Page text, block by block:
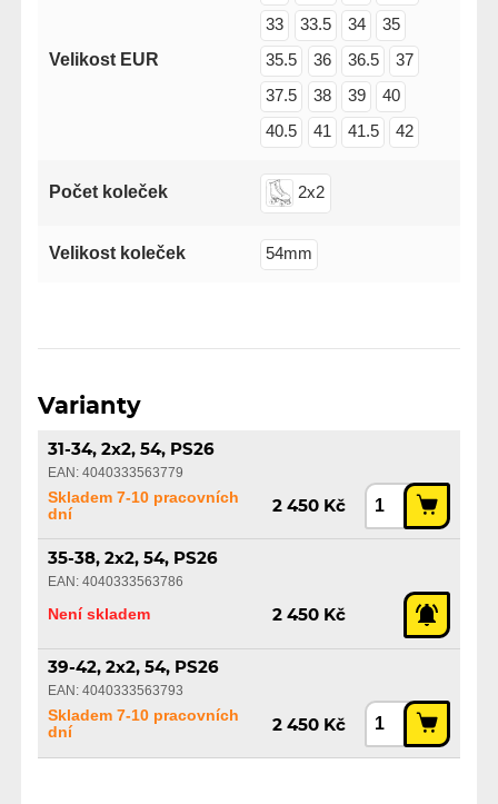
Velikost EUR
33
33.5 34
35
35.5
36 36.5
37
37.5
38 39
40
40.5
41 41.5 42
Počet koleček 2x2
Velikost koleček 54mm
Varianty
31-34, 2x2, 54, PS26
EAN: 4040333563779
Skladem 7-10 pracovních
dní
2 450 Kč
35-38, 2x2, 54, PS26
EAN: 4040333563786
Není skladem 2 450 Kč
39-42, 2x2, 54, PS26
EAN: 4040333563793
Skladem 7-10 pracovních
dní
2 450 Kč